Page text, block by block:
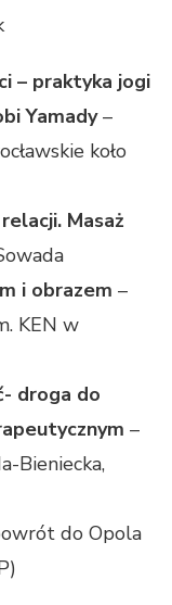
– praktyka jogi
Yamady–
koło
Masaż
i obrazem –
KEN w
droga do
–
Bieniecka,
do Opola